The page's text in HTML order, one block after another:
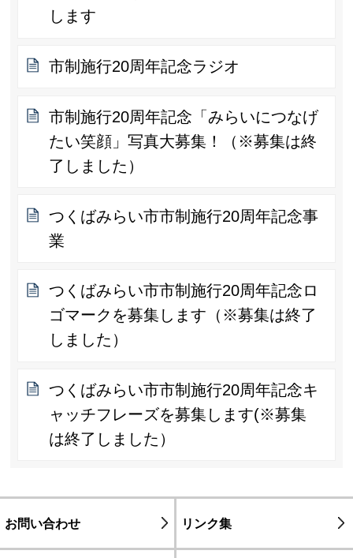
します
市制施行20周年記念ラジオ
市制施行20周年記念「みらいにつなげ
たい笑顔」写真大募集！（※募集は終
了しました）
つくばみらい市市制施行20周年記念事
業
つくばみらい市市制施行20周年記念ロ
ゴマークを募集します（※募集は終了
しました）
つくばみらい市市制施行20周年記念キ
ャッチフレーズを募集します(※募集
は終了しました）
お問い合わせ リンク集